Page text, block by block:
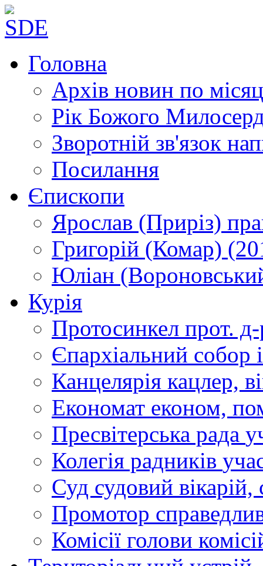
Головна
Архів новин по
Рік Божого
Зворотній зв'язок
Посилання
Єпископи
Ярослав (Приріз)
Григорій (Комар)
Юліан
Курія
Протосинкел прот.
Єпархіальний собор
Канцелярія кацлер,
Економат економ,
Пресвітерська рада
Колегія радників
Суд судовий вікарій,
Промотор
Комісії голови